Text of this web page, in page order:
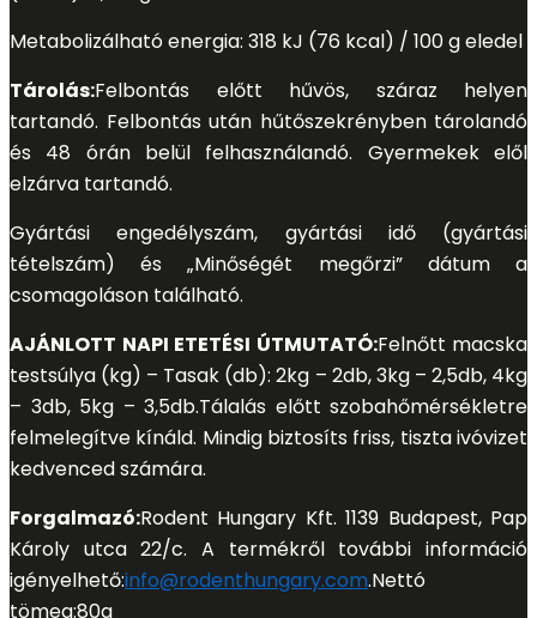
Metabolizálható energia: 318 kJ (76 kcal) / 100 g eledel
Tárolás:Felbontás előtt hűvös, száraz helyen
tartandó. Felbontás után hűtőszekrényben tárolandó
és 48 órán belül felhasználandó. Gyermekek elől
elzárva tartandó.
Gyártási engedélyszám, gyártási idő (gyártási
tételszám) és „Minőségét megőrzi” dátum a
csomagoláson található.
AJÁNLOTT NAPI ETETÉSI ÚTMUTATÓ:Felnőtt macska
testsúlya (kg) – Tasak (db): 2kg – 2db, 3kg – 2,5db, 4kg
– 3db, 5kg – 3,5db.Tálalás előtt szobahőmérsékletre
felmelegítve kínáld. Mindig biztosíts friss, tiszta ivóvizet
kedvenced számára.
Forgalmazó:Rodent Hungary Kft. 1139 Budapest, Pap
Károly utca 22/c. A termékről további információ
igényelhető:info@rodenthungary.com.Nettó
tömeg:80g